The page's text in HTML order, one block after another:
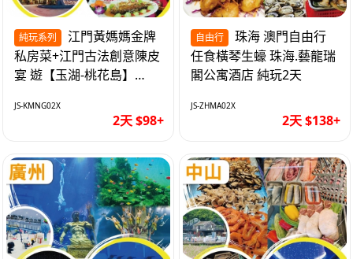
純玩系列
私房菜+江門古法創意陳皮
宴 遊【玉湖-桃花島】
純玩2天
JS-KMNG02X
2天 $98+
自由行
任食橫琴生蠔 珠海.藝龍瑞
閣公寓酒店 純玩2天
JS-ZHMA02X
2天 $138+